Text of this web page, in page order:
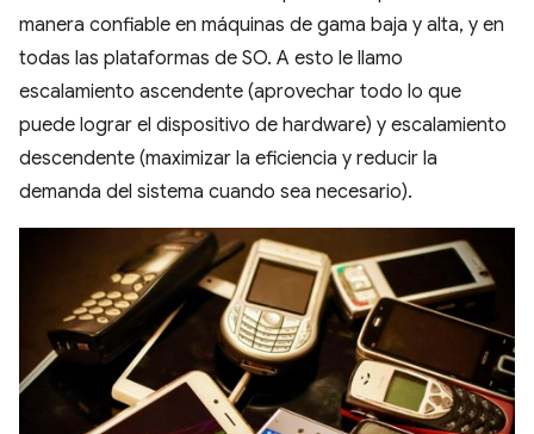
manera confiable en máquinas de gama baja y alta, y en
todas las plataformas de SO. A esto le llamo
escalamiento ascendente (aprovechar todo lo que
puede lograr el dispositivo de hardware) y escalamiento
descendente (maximizar la eficiencia y reducir la
demanda del sistema cuando sea necesario).